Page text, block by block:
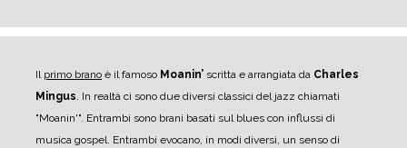
Il primo brano è il famoso Moanin’ scritta e arrangiata da Charles
Mingus. In realtà ci sono due diversi classici del jazz chiamati
"Moanin'". Entrambi sono brani basati sul blues con influssi di
musica gospel. Entrambi evocano, in modi diversi, un senso di